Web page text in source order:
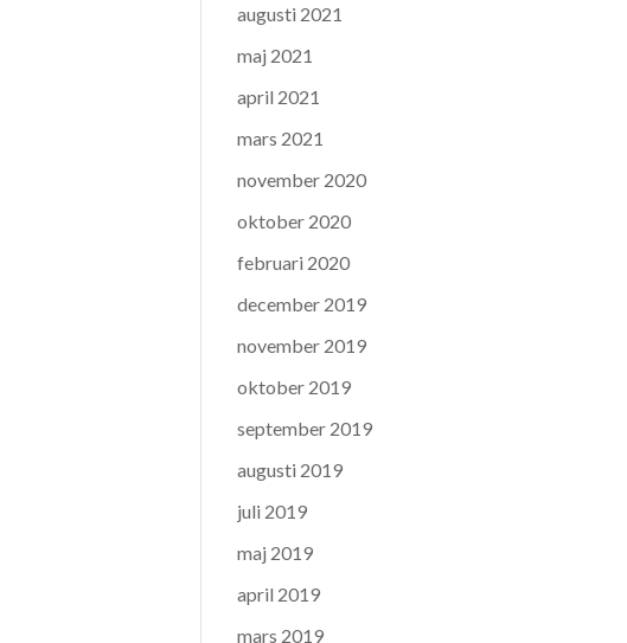
augusti 2021
maj 2021
april 2021
mars 2021
november 2020
oktober 2020
februari 2020
december 2019
november 2019
oktober 2019
september 2019
augusti 2019
juli 2019
maj 2019
april 2019
mars 2019